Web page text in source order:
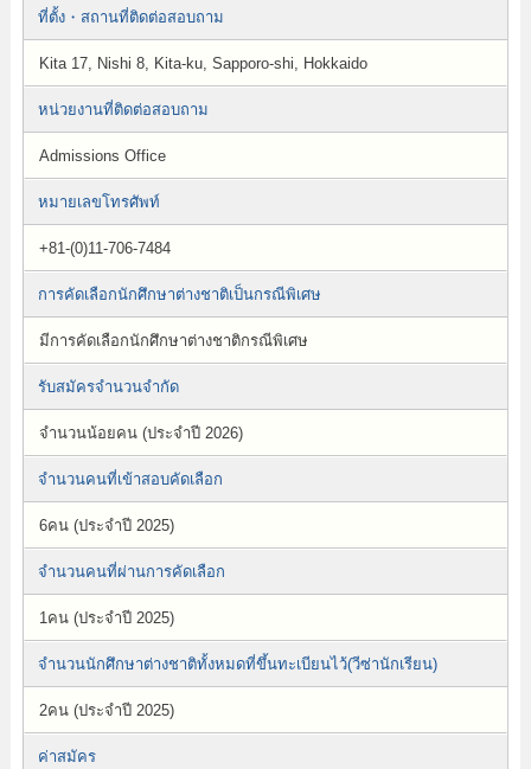
ที่ตั้ง・สถานที่ติดต่อสอบถาม
Kita 17, Nishi 8, Kita-ku, Sapporo-shi, Hokkaido
หน่วยงานที่ติดต่อสอบถาม
Admissions Office
หมายเลขโทรศัพท์
+81-(0)11-706-7484
การคัดเลือกนักศึกษาต่างชาติเป็นกรณีพิเศษ
มีการคัดเลือกนักศึกษาต่างชาติกรณีพิเศษ
รับสมัครจำนวนจำกัด
จำนวนน้อยคน (ประจำปี 2026)
จำนวนคนที่เข้าสอบคัดเลือก
6คน (ประจำปี 2025)
จำนวนคนที่ผ่านการคัดเลือก
1คน (ประจำปี 2025)
จำนวนนักศึกษาต่างชาติทั้งหมดที่ขึ้นทะเบียนไว้(วีซ่านักเรียน)
2คน (ประจำปี 2025)
ค่าสมัคร